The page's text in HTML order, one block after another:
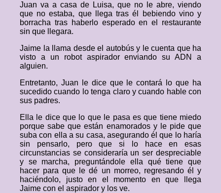
Juan va a casa de Luisa, que no le abre, viendo
que no estaba, que llega tras él bebiendo vino y
borracha tras haberlo esperado en el restaurante
sin que llegara.
Jaime la llama desde el autobús y le cuenta que ha
visto a un robot aspirador enviando su ADN a
alguien.
Entretanto, Juan le dice que le contará lo que ha
sucedido cuando lo tenga claro y cuando hable con
sus padres.
Ella le dice que lo que le pasa es que tiene miedo
porque sabe que están enamorados y le pide que
suba con ella a su casa, asegurando él que lo haría
sin pensarlo, pero que si lo hace en esas
circunstancias se consideraría un ser despreciable
y se marcha, preguntándole ella qué tiene que
hacer para que le dé un morreo, regresando él y
haciéndolo, justo en el momento en que llega
Jaime con el aspirador y los ve.